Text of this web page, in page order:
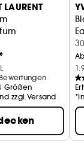
LAURENT
Größen
zzgl.Versand